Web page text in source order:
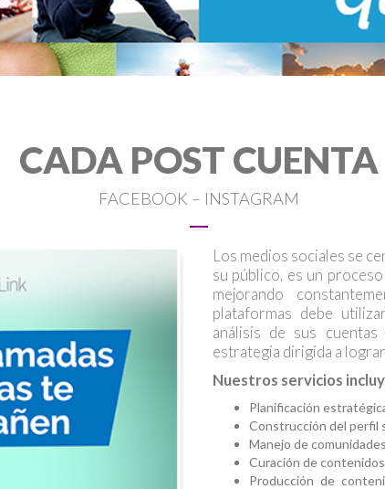
CADA POST CUENTA
FACEBOOK – INSTAGRAM
Los medios sociales se
su público, es un
mejorando
plataformas debe
análisis de sus
estrategia dirigida a
Nuestros servicios
Planificación
Construcción del perfil
Manejo de
Curación de contenidos
Producción de